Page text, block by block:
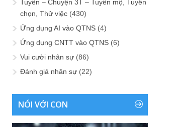
Tuyển – Chuyện 3T – Tuyển mộ, Tuyển
chọn, Thử việc (430)
Ứng dụng AI vào QTNS (4)
Ứng dụng CNTT vào QTNS (6)
Vui cười nhân sự (86)
Đánh giá nhân sự (22)
NÓI VỚI CON